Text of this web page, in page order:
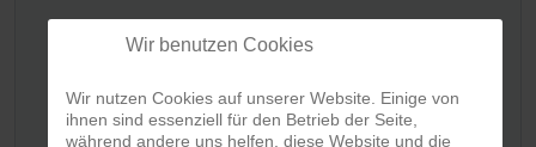
Wir benutzen Cookies
Wir nutzen Cookies auf unserer Website. Einige von
ihnen sind essenziell für den Betrieb der Seite,
während andere uns helfen, diese Website und die